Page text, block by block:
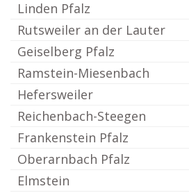
Linden Pfalz
Rutsweiler an der Lauter
Geiselberg Pfalz
Ramstein-Miesenbach
Hefersweiler
Reichenbach-Steegen
Frankenstein Pfalz
Oberarnbach Pfalz
Elmstein